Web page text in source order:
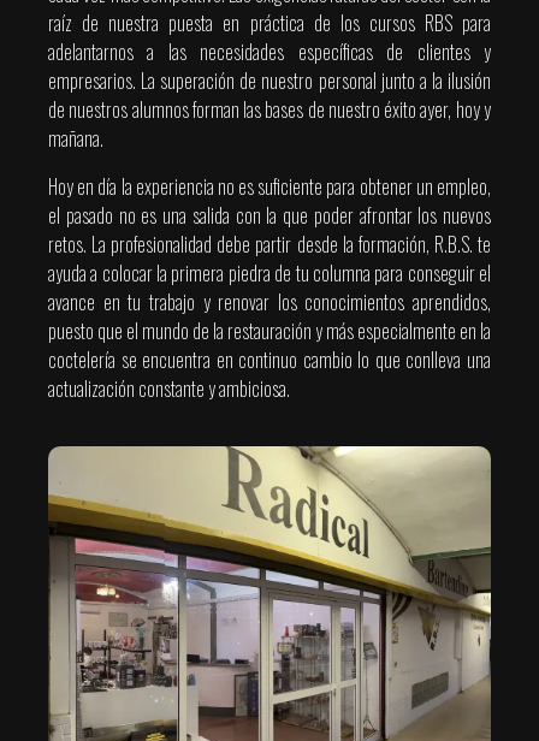
raíz de nuestra puesta en práctica de los cursos RBS para
adelantarnos a las necesidades específicas de clientes y
empresarios. La superación de nuestro personal junto a la ilusión
de nuestros alumnos forman las bases de nuestro éxito ayer, hoy y
mañana.
Hoy en día la experiencia no es suficiente para obtener un empleo,
el pasado no es una salida con la que poder afrontar los nuevos
retos. La profesionalidad debe partir desde la formación, R.B.S. te
ayuda a colocar la primera piedra de tu columna para conseguir el
avance en tu trabajo y renovar los conocimientos aprendidos,
puesto que el mundo de la restauración y más especialmente en la
coctelería se encuentra en continuo cambio lo que conlleva una
actualización constante y ambiciosa.